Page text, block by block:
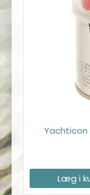
Læg i